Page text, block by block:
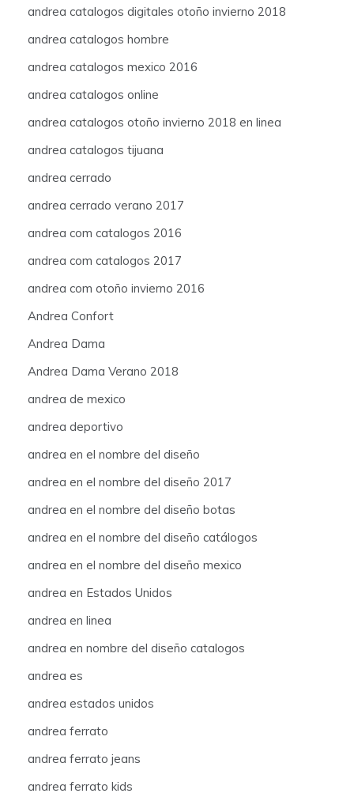
andrea catalogos digitales otoño invierno 2018
andrea catalogos hombre
andrea catalogos mexico 2016
andrea catalogos online
andrea catalogos otoño invierno 2018 en linea
andrea catalogos tijuana
andrea cerrado
andrea cerrado verano 2017
andrea com catalogos 2016
andrea com catalogos 2017
andrea com otoño invierno 2016
Andrea Confort
Andrea Dama
Andrea Dama Verano 2018
andrea de mexico
andrea deportivo
andrea en el nombre del diseño
andrea en el nombre del diseño 2017
andrea en el nombre del diseño botas
andrea en el nombre del diseño catálogos
andrea en el nombre del diseño mexico
andrea en Estados Unidos
andrea en linea
andrea en nombre del diseño catalogos
andrea es
andrea estados unidos
andrea ferrato
andrea ferrato jeans
andrea ferrato kids